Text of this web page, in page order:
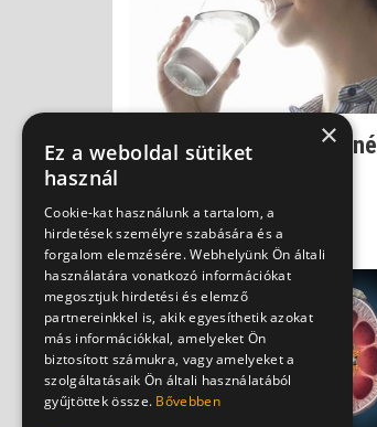
Így táplálkozzon az, akinél
×
Ez a weboldal sütiket
használ
Cookie-kat használunk a tartalom, a
hirdetések személyre szabására és a
forgalom elemzésére. Webhelyünk Ön általi
használatára vonatkozó információkat
megosztjuk hirdetési és elemző
partnereinkkel is, akik egyesíthetik azokat
más információkkal, amelyeket Ön
biztosított számukra, vagy amelyeket a
szolgáltatásaik Ön általi használatából
gyűjtöttek össze. Bővebben